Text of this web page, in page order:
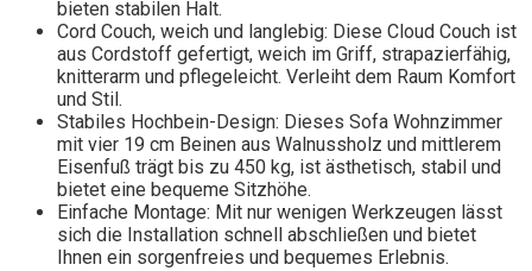
bieten stabilen Halt.
Cord Couch, weich und langlebig: Diese Cloud Couch ist
aus Cordstoff gefertigt, weich im Griff, strapazierfähig,
knitterarm und pflegeleicht. Verleiht dem Raum Komfort
und Stil.
Stabiles Hochbein-Design: Dieses Sofa Wohnzimmer
mit vier 19 cm Beinen aus Walnussholz und mittlerem
Eisenfuß trägt bis zu 450 kg, ist ästhetisch, stabil und
bietet eine bequeme Sitzhöhe.
Einfache Montage: Mit nur wenigen Werkzeugen lässt
sich die Installation schnell abschließen und bietet
Ihnen ein sorgenfreies und bequemes Erlebnis.